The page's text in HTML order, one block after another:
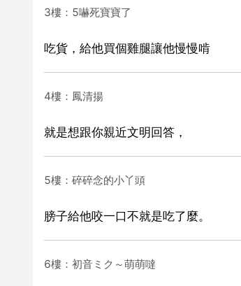
3樓：5嚇死寶寶了
吃貨，給他買個雞腿讓他慢慢啃
4樓：鳳清揚
就是想跟你親近文明回答，
5樓：碎碎念的小丫頭
膀子給他咬一口不就是吃了麼。
6樓：初音ミク～萌萌噠